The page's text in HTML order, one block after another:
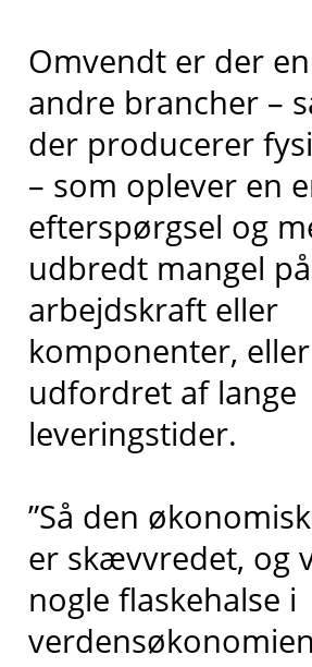
Omvendt er der
andre brancher –
der producerer
– som oplever en
efterspørgsel og
udbredt mangel på
arbejdskraft eller
komponenter,
udfordret af lange
leveringstider.
”Så den
er skævvredet, og
nogle flaskehalse i